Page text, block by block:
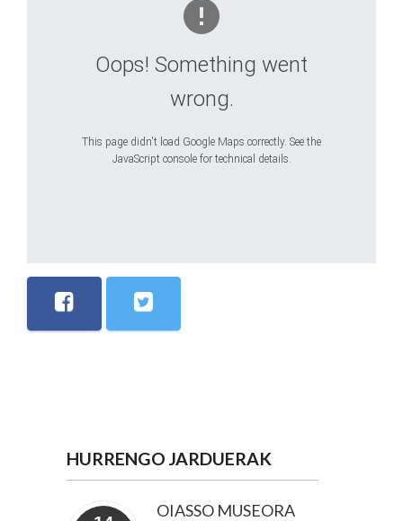
Oops! Something went
wrong.
This page didn't load Google Maps correctly. See the
JavaScript console for technical details.
HURRENGO JARDUERAK
OIASSO MUSEORA